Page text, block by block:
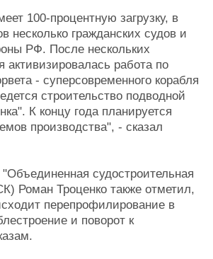
100-процентную загрузку, в
несколько гражданских судов и
РФ. После нескольких
активизировалась работа по
- суперсовременного корабля
строительство подводной
К концу года планируется
производства", - сказал
судостроительная
Роман Троценко также отметил,
перепрофилирование в
и поворот к